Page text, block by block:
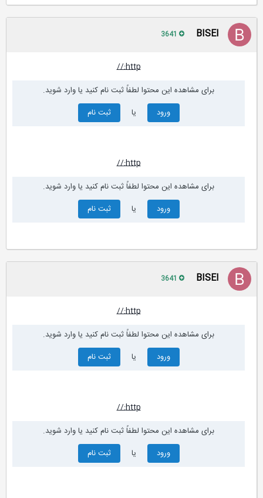
BISEl
http://
برای مشاهده این محتوا لطفاً ثبت نام کنید یا وارد شوید.
ورود
ثبت نام
http://
برای مشاهده این محتوا لطفاً ثبت نام کنید یا وارد شوید.
ورود
ثبت نام
BISEl
http://
برای مشاهده این محتوا لطفاً ثبت نام کنید یا وارد شوید.
ورود
ثبت نام
http://
برای مشاهده این محتوا لطفاً ثبت نام کنید یا وارد شوید.
ورود
ثبت نام